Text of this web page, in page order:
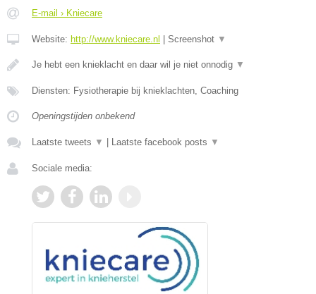
E-mail › Kniecare
Website: http://www.kniecare.nl Screenshot ▼
Je hebt een knieklacht en daar wil je niet onnodig ▼
Diensten: Fysiotherapie bij knieklachten, Coaching
Openingstijden onbekend
Laatste tweets ▼ Laatste facebook posts ▼
Sociale media: